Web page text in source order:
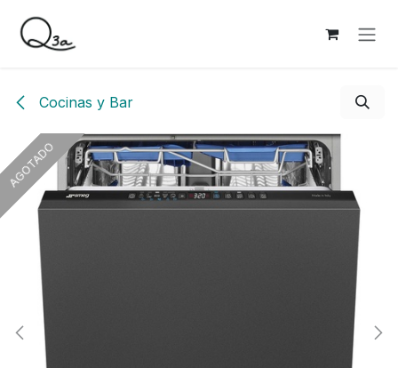
Cocinas y Bar
AGOTADO
AGOTADO